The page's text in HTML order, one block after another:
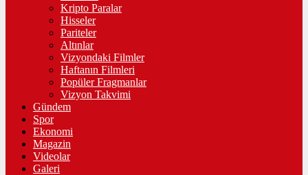
Kripto Paralar
Hisseler
Pariteler
Altınlar
Vizyondaki Filmler
Haftanın Filmleri
Popüler Fragmanlar
Vizyon Takvimi
Gündem
Spor
Ekonomi
Magazin
Videolar
Galeri